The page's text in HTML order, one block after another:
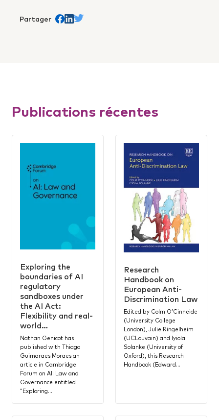
Partager Share on Facebook
trans.Partager sur Linkedin
Share on Twitter
Publications récentes
Exploring the
boundaries of AI
regulatory
sandboxes under
the AI Act:
Flexibility and real-
world…
Nathan Genicot has
published with Thiago
Guimaraes Moraes an
article in Cambridge
Forum on AI: Law and
Governance entitled
“Exploring…
Research
Handbook on
European Anti-
Discrimination Law
Edited by Colm O’Cinneide
(University College
London), Julie Ringelheim
(UCLouvain) and Iyiola
Solanke (University of
Oxford), this Research
Handbook (Edward…